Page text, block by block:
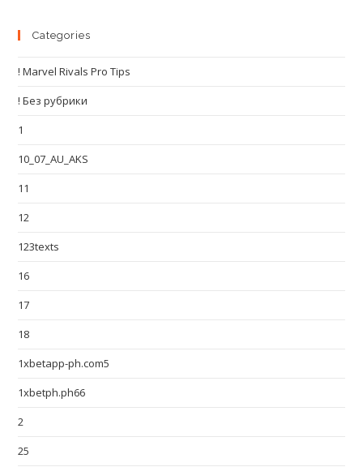
Categories
! Marvel Rivals Pro Tips
! Без рубрики
1
10_07_AU_AKS
11
12
123texts
16
17
18
1xbetapp-ph.com5
1xbetph.ph66
2
25